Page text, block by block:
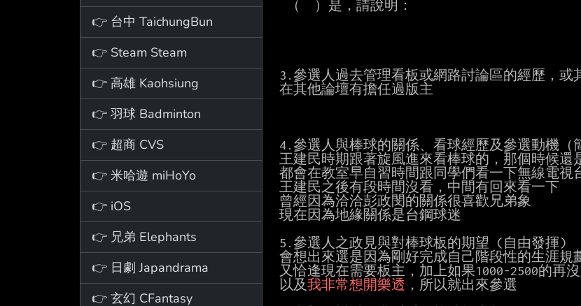
👉 台中 TaichungBun
👉 Steam Steam
👉 高雄 Kaohsiung
👉 羽球 Badminton
👉 超商 CVS
👉 米哈遊 miHoYo
👉 iOS
👉 兄弟 Elephants
👉 日劇 Japandrama
👉 玄幻 CFantasy
3.參選人過去管理看板或網路討論區的經歷，或
在其他論壇有擔任過版主
4.參選人與棒球的關係、看球經歷及參選動機（
王建民時期跟著旋風進來看棒球的，那個時候還
都會在教室早自習時間跟同學們看一下無線電視
王建民之後有段時間沒看，中間有回來看一下
曾經因為洽洽彭政閔的關係很喜歡兄弟象
現在因為地緣關係是台鋼球迷
5.參選人之政見與對棒球板的期望 (自由發揮)
會想出來選是因為剛好完成自己階段性的生涯
又恰逢現在需要板主，加上如果1000-2500的再
以及我非常想開樂透 ，所以就出來參選